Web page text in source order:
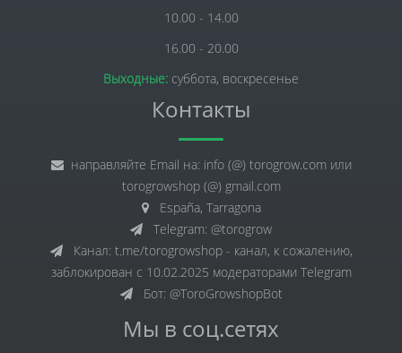
10.00 - 14.00
16.00 - 20.00
Выходные: суббота, воскресенье
Контакты
направляйте Email на: info (@) torogrow.com или
torogrowshop (@) gmail.com
España, Tarragona
Telegram: @torogrow
Канал: t.me/torogrowshop - канал, к сожалению,
заблокирован с 10.02.2025 модераторами Telegram
Бот: @ToroGrowshopBot
Мы в соц.сетях